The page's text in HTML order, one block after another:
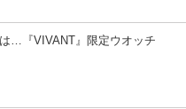
…『VIVANT』限定ウオッチ